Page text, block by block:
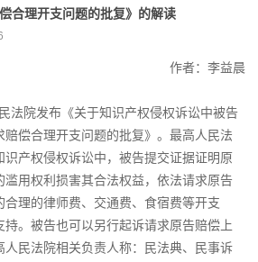
合理开支问题的批复》的解读
作者：李益晨
法院发布《关于知识产权侵权诉讼中被告
赔偿合理开支问题的批复》。最高人民法
识产权侵权诉讼中，被告提交证据证明原
滥用权利损害其合法权益，依法请求原告
合理的律师费、交通费、食宿费等开支
持。被告也可以另行起诉请求原告赔偿上
人民法院相关负责人称：民法典、民事诉